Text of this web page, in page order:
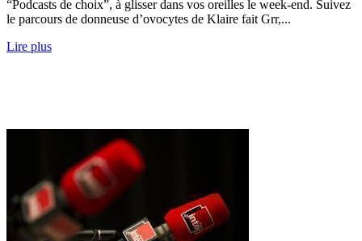
“Podcasts de choix”, à glisser dans vos oreilles le week-end. Suivez
le parcours de donneuse d’ovocytes de Klaire fait Grr,...
Lire plus